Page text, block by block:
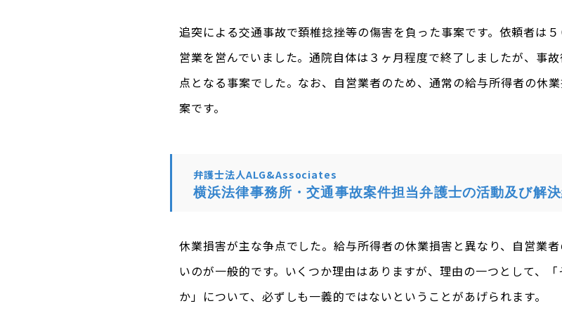
追突による交通事故で頚椎捻挫等の傷害を負った事案です。依頼者は
営業を営んでいました。通院自体は３ヶ月程度で終了しましたが、事
点となる事案でした。なお、自営業者のため、通常の給与所得者の休
案です。
弁護士法人ALG&Associates
横浜法律事務所・交通事故案件担当弁護士の活動及び解
休業損害が主な争点でした。給与所得者の休業損害と異なり、自営業
いのが一般的です。いくつか理由はありますが、理由の一つとして、
か」について、必ずしも一義的ではないということがあげられます。